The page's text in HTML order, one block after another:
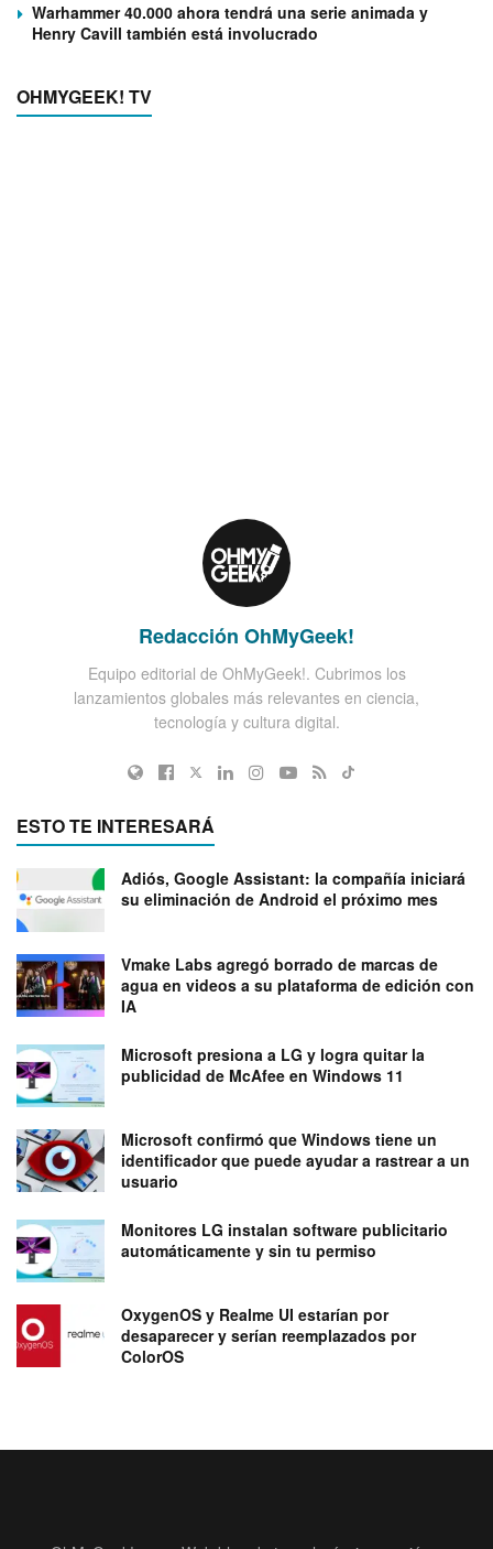
Warhammer 40.000 ahora tendrá una serie animada y
Henry Cavill también está involucrado
OHMYGEEK! TV
Redacción OhMyGeek!
Equipo editorial de OhMyGeek!. Cubrimos los
lanzamientos globales más relevantes en ciencia,
tecnología y cultura digital.
ESTO TE INTERESARÁ
Adiós, Google Assistant: la compañía iniciará
su eliminación de Android el próximo mes
Vmake Labs agregó borrado de marcas de
agua en videos a su plataforma de edición con
IA
Microsoft presiona a LG y logra quitar la
publicidad de McAfee en Windows 11
Microsoft confirmó que Windows tiene un
identificador que puede ayudar a rastrear a un
usuario
Monitores LG instalan software publicitario
automáticamente y sin tu permiso
OxygenOS y Realme UI estarían por
desaparecer y serían reemplazados por
ColorOS